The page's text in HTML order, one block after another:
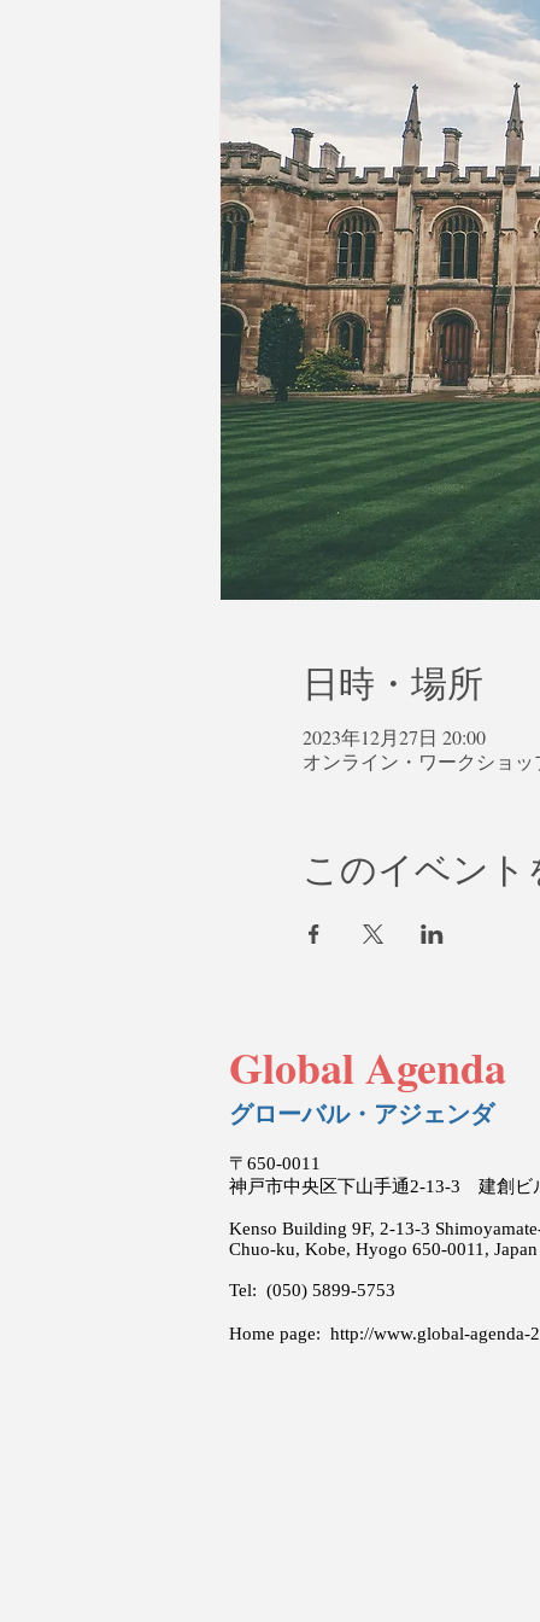
日時・場所
2023年12月27日 20:00
オンライン・ワークショッ
このイベント
Global Agenda
グローバル・アジェンダ
〒650-0011
神戸市中央区下山手通2-13-3 建創
Kenso Building 9F, 2-13-3
Chuo-ku, Kobe, Hyogo 650-0011, Japan
Tel: (050) 5899-5753
Home page: http://www.global-agenda-